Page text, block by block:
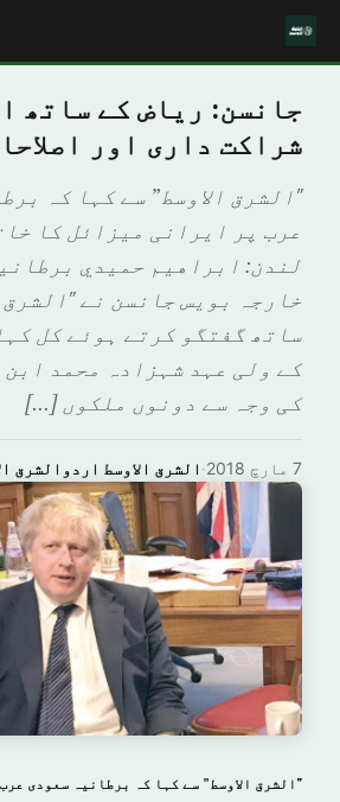
جانسن: ریاض کے ساتھ
شراکت داری اور
"الشرق الاوسط” سے کہا کہ
عرب پر ایرانی میزائل کا
لندن: ابراهيم حميدي
خارجہ بویس جانسن نے "الشرق
ساتھ گفتگو کرتے ہوئے کل
کے ولی عہد شہزادہ محمد ابن
کی وجہ سے دونوں ملکوں […]
الشرق الاوسط اردوالشرق · 7 مارچ 2018
"الشرق الاوسط” سے کہا کہ برطانیہ سعودی